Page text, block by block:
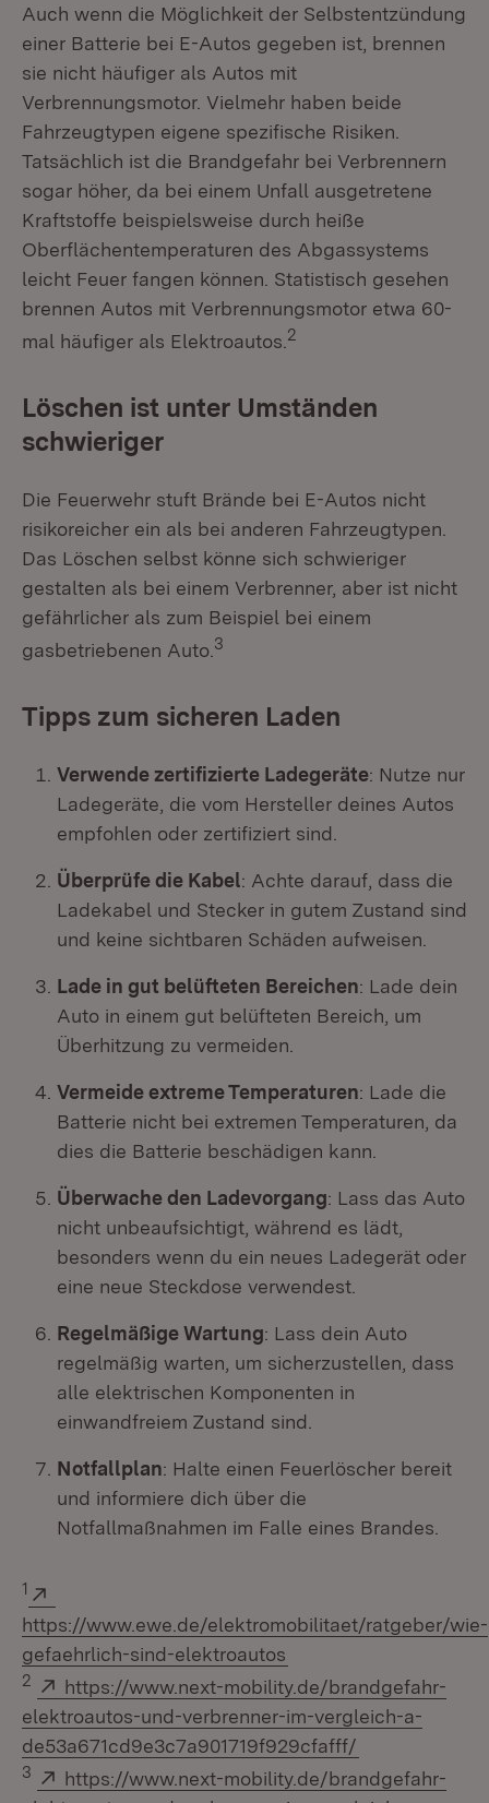
Auch wenn die Möglichkeit der Selbstentzündung
einer Batterie bei E-Autos gegeben ist, brennen
sie nicht häufiger als Autos mit
Verbrennungsmotor. Vielmehr haben beide
Fahrzeugtypen eigene spezifische Risiken.
Tatsächlich ist die Brandgefahr bei Verbrennern
sogar höher, da bei einem Unfall ausgetretene
Kraftstoffe beispielsweise durch heiße
Oberflächentemperaturen des Abgassystems
leicht Feuer fangen können. Statistisch gesehen
brennen Autos mit Verbrennungsmotor etwa 60-
mal häufiger als Elektroautos. 2
Löschen ist unter Umständen
schwieriger
Die Feuerwehr stuft Brände bei E-Autos nicht
risikoreicher ein als bei anderen Fahrzeugtypen.
Das Löschen selbst könne sich schwieriger
gestalten als bei einem Verbrenner, aber ist nicht
gefährlicher als zum Beispiel bei einem
gasbetriebenen Auto. 3
Tipps zum sicheren Laden
Verwende zertifizierte Ladegeräte: Nutze nur
Ladegeräte, die vom Hersteller deines Autos
empfohlen oder zertifiziert sind.
Überprüfe die Kabel: Achte darauf, dass die
Ladekabel und Stecker in gutem Zustand sind
und keine sichtbaren Schäden aufweisen.
Lade in gut belüfteten Bereichen: Lade dein
Auto in einem gut belüfteten Bereich, um
Überhitzung zu vermeiden.
Vermeide extreme Temperaturen: Lade die
Batterie nicht bei extremen Temperaturen, da
dies die Batterie beschädigen kann.
Überwache den Ladevorgang: Lass das Auto
nicht unbeaufsichtigt, während es lädt,
besonders wenn du ein neues Ladegerät oder
eine neue Steckdose verwendest.
Regelmäßige Wartung: Lass dein Auto
regelmäßig warten, um sicherzustellen, dass
alle elektrischen Komponenten in
einwandfreiem Zustand sind.
Notfallplan: Halte einen Feuerlöscher bereit
und informiere dich über die
Notfallmaßnahmen im Falle eines Brandes.
1
https://www.ewe.de/elektromobilitaet/ratgeber/wie-
gefaehrlich-sind-elektroautos
2 Extern:
https://www.next-mobility.de/brandgefahr-
elektroautos-und-verbrenner-im-vergleich-a-
de53a671cd9e3c7a901719f929cfafff/
3 Extern:
https://www.next-mobility.de/brandgefahr-